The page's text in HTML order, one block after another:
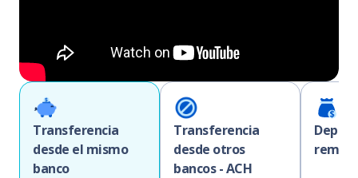
Transferencia
desde el mismo
banco
Transferencia
desde otros
bancos - ACH